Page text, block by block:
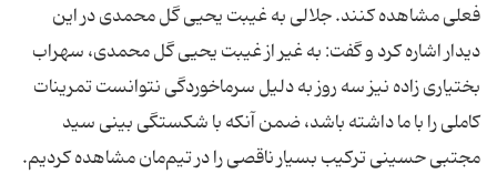
فعلی مشاهده كنند. جلالی به غیبت یحیی گل محمدی در این
دیدار اشاره كرد و گفت: به غیر از غیبت یحیی گل محمدی، سهراب
بختیاری زاده نیز سه روز به دلیل سرماخوردگی نتوانست تمرینات
كاملی را با ما داشته باشد، ضمن آنكه با شكستگی بینی سید
مجتبی حسینی تركیب بسیار ناقصی را در تیم‌مان مشاهده كردیم.